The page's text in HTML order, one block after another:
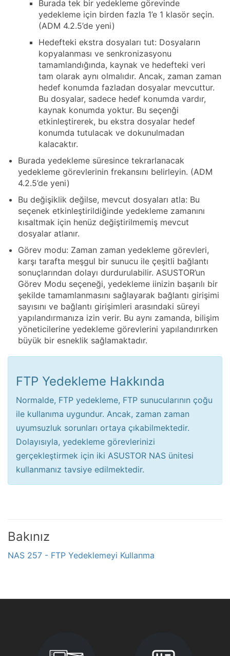
Burada tek bir yedekleme görevinde
yedekleme için birden fazla 1’e 1 klasör seçin.
(ADM 4.2.5’de yeni)
Hedefteki ekstra dosyaları tut: Dosyaların
kopyalanması ve senkronizasyonu
tamamlandığında, kaynak ve hedefteki veri
tam olarak aynı olmalıdır. Ancak, zaman zaman
hedef konumda fazladan dosyalar mevcuttur.
Bu dosyalar, sadece hedef konumda vardır,
kaynak konumda yoktur. Bu seçenği
etkinleştirerek, bu ekstra dosyalar hedef
konumda tutulacak ve dokunulmadan
kalacaktır.
Burada yedekleme süresince tekrarlanacak
yedekleme görevlerinin frekansını belirleyin. (ADM
4.2.5’de yeni)
Bu değişiklik değilse, mevcut dosyaları atla: Bu
seçenek etkinleştirildiğinde yedekleme zamanını
kısaltmak için henüz değiştirilmemiş mevcut
dosyalar atlanır.
Görev modu: Zaman zaman yedekleme görevleri,
karşı tarafta meşgul bir sunucu ile çeşitli bağlantı
sonuçlarından dolayı durdurulabilir. ASUSTOR’un
Görev Modu seçeneği, yedekleme iinizin başarılı bir
şekilde tamamlanmasını sağlayarak bağlantı girişimi
sayısını ve bağlantı girişimleri arasındaki süreyi
yapılandırmanıza izin verir. Bu aynı zamanda, bilişim
yöneticilerine yedekleme görevlerini yapılandırırken
büyük bir esneklik sağlamaktadır.
FTP Yedekleme Hakkında
Normalde, FTP yedekleme, FTP sunucularının çoğu
ile kullanıma uygundur. Ancak, zaman zaman
uyumsuzluk sorunları ortaya çıkabilmektedir.
Dolayısıyla, yedekleme görevlerinizi
gerçekleştirmek için iki ASUSTOR NAS ünitesi
kullanmanız tavsiye edilmektedir.
Bakınız
NAS 257 - FTP Yedeklemeyi Kullanma